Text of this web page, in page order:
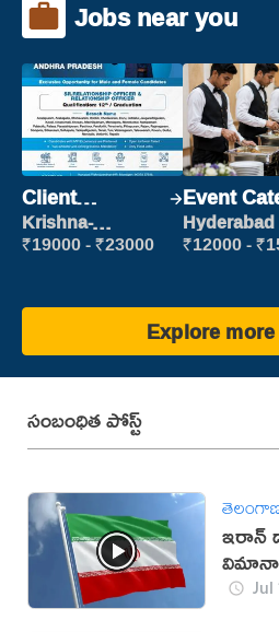
Jobs near you
Client
Relationship
Executive
Krishna-
vijayawada
₹19000 - ₹23000
Event
Staff
Hyderabad
₹12000 -
Explore
సంబంధిత పోస్ట్
ఇరాన్‌
Jul